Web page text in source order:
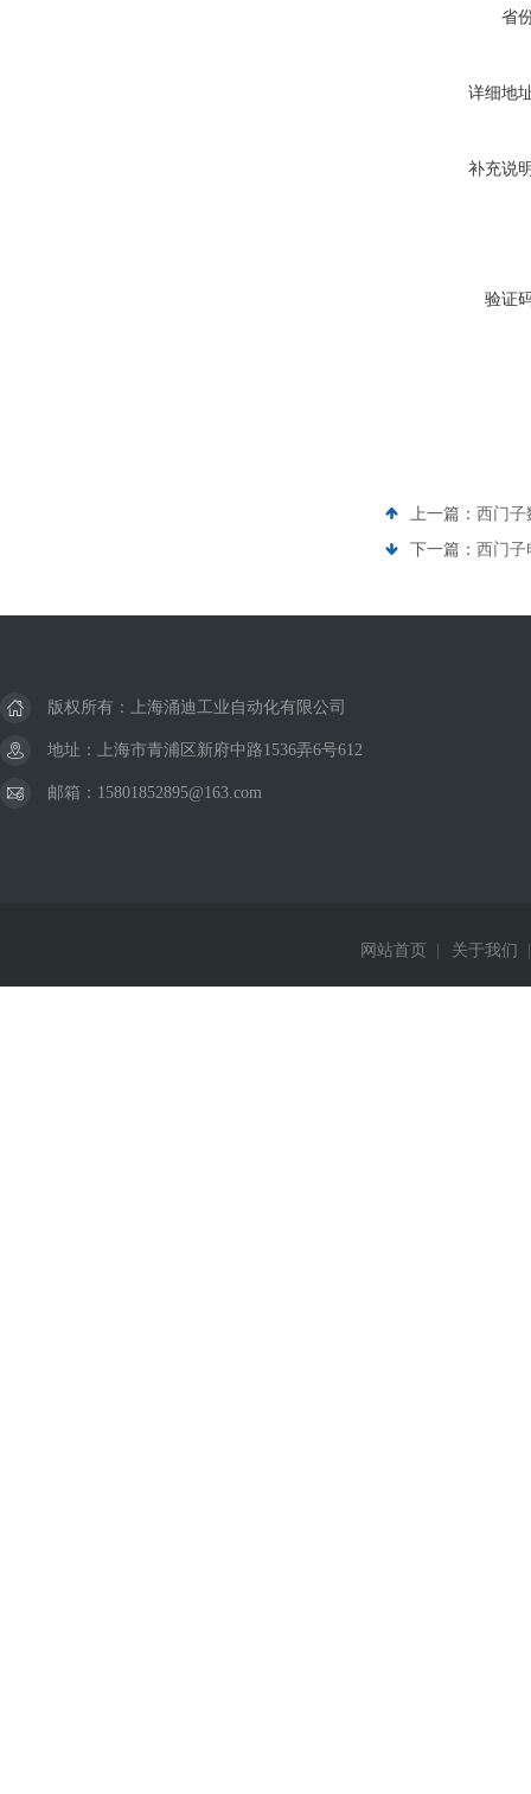
省
详细地
补充说
验证
上一篇： 西门子
下一篇： 西门子
版权所有：上海涌迪工业自动化有限公司
地址：上海市青浦区新府中路1536弄6号612
邮箱：15801852895@163.com
网站首页 关于我们